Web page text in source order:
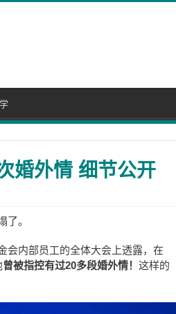
婚外情 细节公开
。
会内部员工的全体大会上透露，在
曾被指控有过20多段婚外情！ 这样的